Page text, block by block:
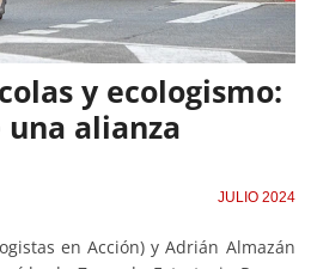
y ecologismo:
alianza
JULIO 2024
en Acción) y Adrián Almazán